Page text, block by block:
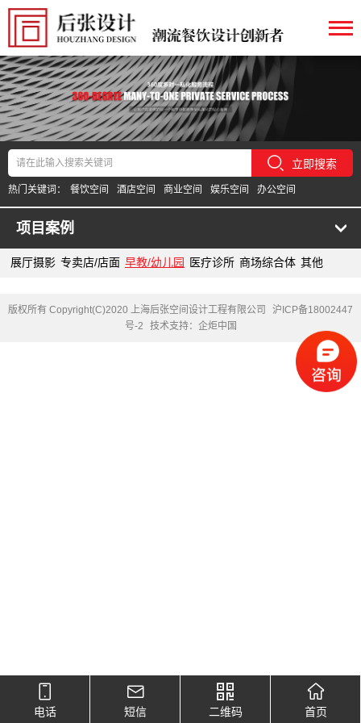
立即搜索
热门关键词： 餐饮空间 酒店空间 商业空间 娱乐空间 办公空间
项目案例
展厅摄影 专卖店/店面 早教/幼儿园 医疗诊所 商场综合体 其他
版权所有 Copyright(C)2020 上海后张空间设计工程有限公司
沪ICP备18002447
号-2
技术支持：企炬中国
电话 短信 二维码 首页